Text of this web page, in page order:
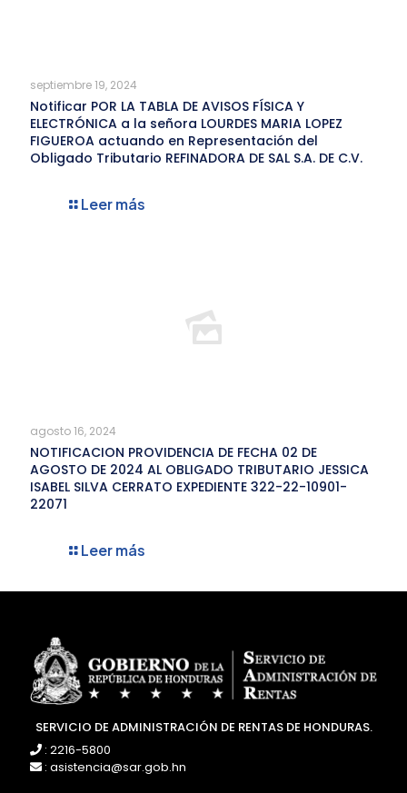
septiembre 19, 2024
Notificar POR LA TABLA DE AVISOS FÍSICA Y
ELECTRÓNICA a la señora LOURDES MARIA LOPEZ
FIGUEROA actuando en Representación del
Obligado Tributario REFINADORA DE SAL S.A. DE C.V.
Leer más
agosto 16, 2024
NOTIFICACION PROVIDENCIA DE FECHA 02 DE
AGOSTO DE 2024 AL OBLIGADO TRIBUTARIO JESSICA
ISABEL SILVA CERRATO EXPEDIENTE 322-22-10901-
22071
Leer más
SERVICIO DE ADMINISTRACIÓN DE RENTAS DE HONDURAS.
: 2216-5800
: asistencia@sar.gob.hn